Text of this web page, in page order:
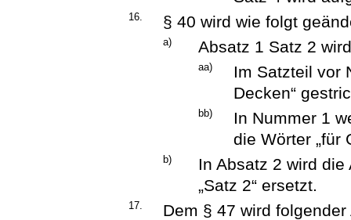
16. § 40 wird wie folgt
a) Absatz 1 Satz 2
aa)
Im Satzteil vor
Decken“
bb)
In Nummer 1
die Wörter „für
b)
In Absatz 2 wird die
„Satz 2“ ersetzt.
17.
Dem § 47 wird